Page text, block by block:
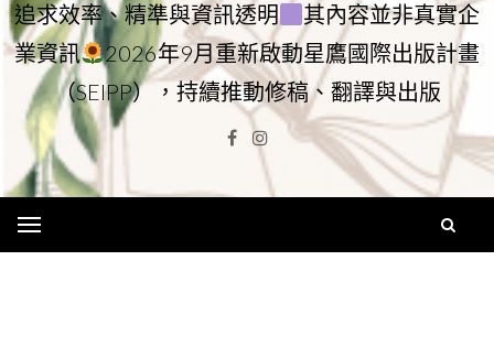
追求效率、精準與資訊透明
其內容並非真實企
業資訊
2026年9月重新啟動星鷹國際出版計畫
（SEIPP），持續推動修稿、翻譯與出版
Facebook
Instagram